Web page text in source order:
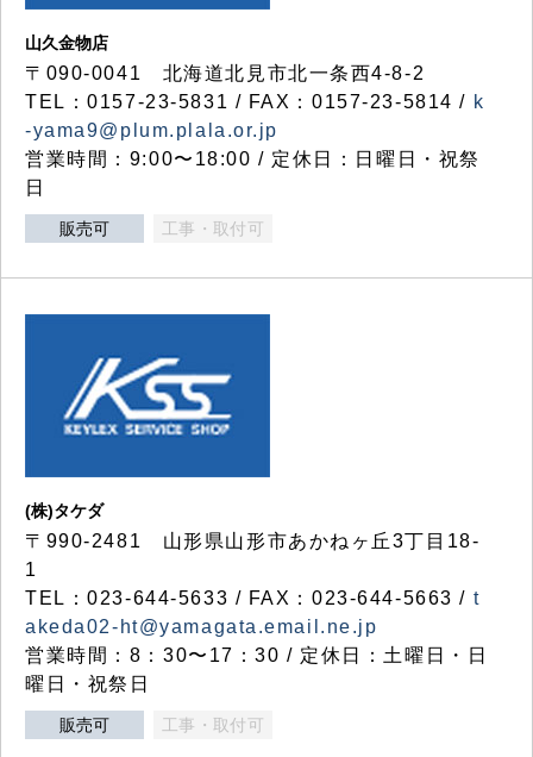
山久金物店
〒090-0041 北海道北見市北一条西4-8-2
TEL：0157-23-5831 / FAX：0157-23-5814 / k
-yama9@plum.plala.or.jp
営業時間：9:00〜18:00 / 定休日：日曜日・祝祭
日
販売可 工事・取付可
(株)タケダ
〒990-2481 山形県山形市あかねヶ丘3丁目18-
1
TEL：023-644-5633 / FAX：023-644-5663 / t
akeda02-ht@yamagata.email.ne.jp
営業時間：8：30〜17：30 / 定休日：土曜日・日
曜日・祝祭日
販売可 工事・取付可